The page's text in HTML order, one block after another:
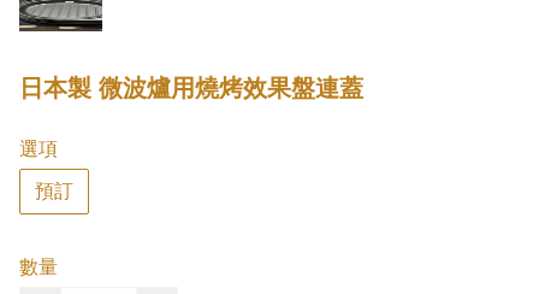
日本製 微波爐用燒烤效果盤連蓋
選項
預訂
數量